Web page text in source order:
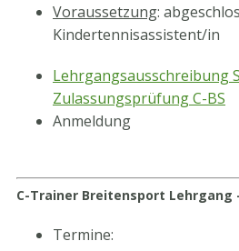
Voraussetzung:
Kindertennisassistent/in
Lehrgangsausschreibung
Zulassungsprüfung C-BS
Anmeldung
C-Trainer Breitensport Lehrgang
Termine: